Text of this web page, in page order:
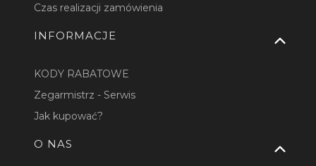
Czas realizacji zamówienia
INFORMACJE
KODY RABATOWE
Zegarmistrz - Serwis
Jak kupować?
O NAS